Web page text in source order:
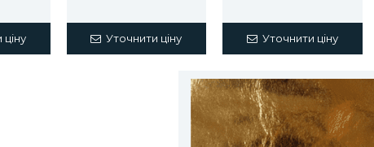
Уточнити ціну Уточнити ціну